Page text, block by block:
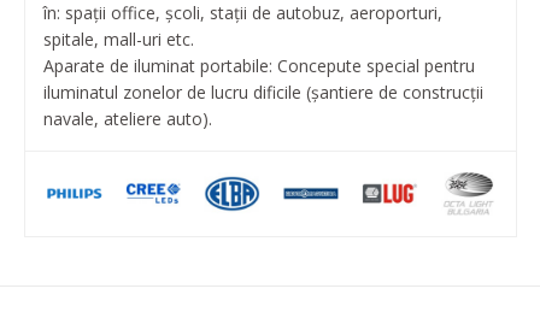
în: spații office, școli, stații de autobuz, aeroporturi,
spitale, mall-uri etc.
Aparate de iluminat portabile: Concepute special pentru
iluminatul zonelor de lucru dificile (șantiere de construcții
navale, ateliere auto).